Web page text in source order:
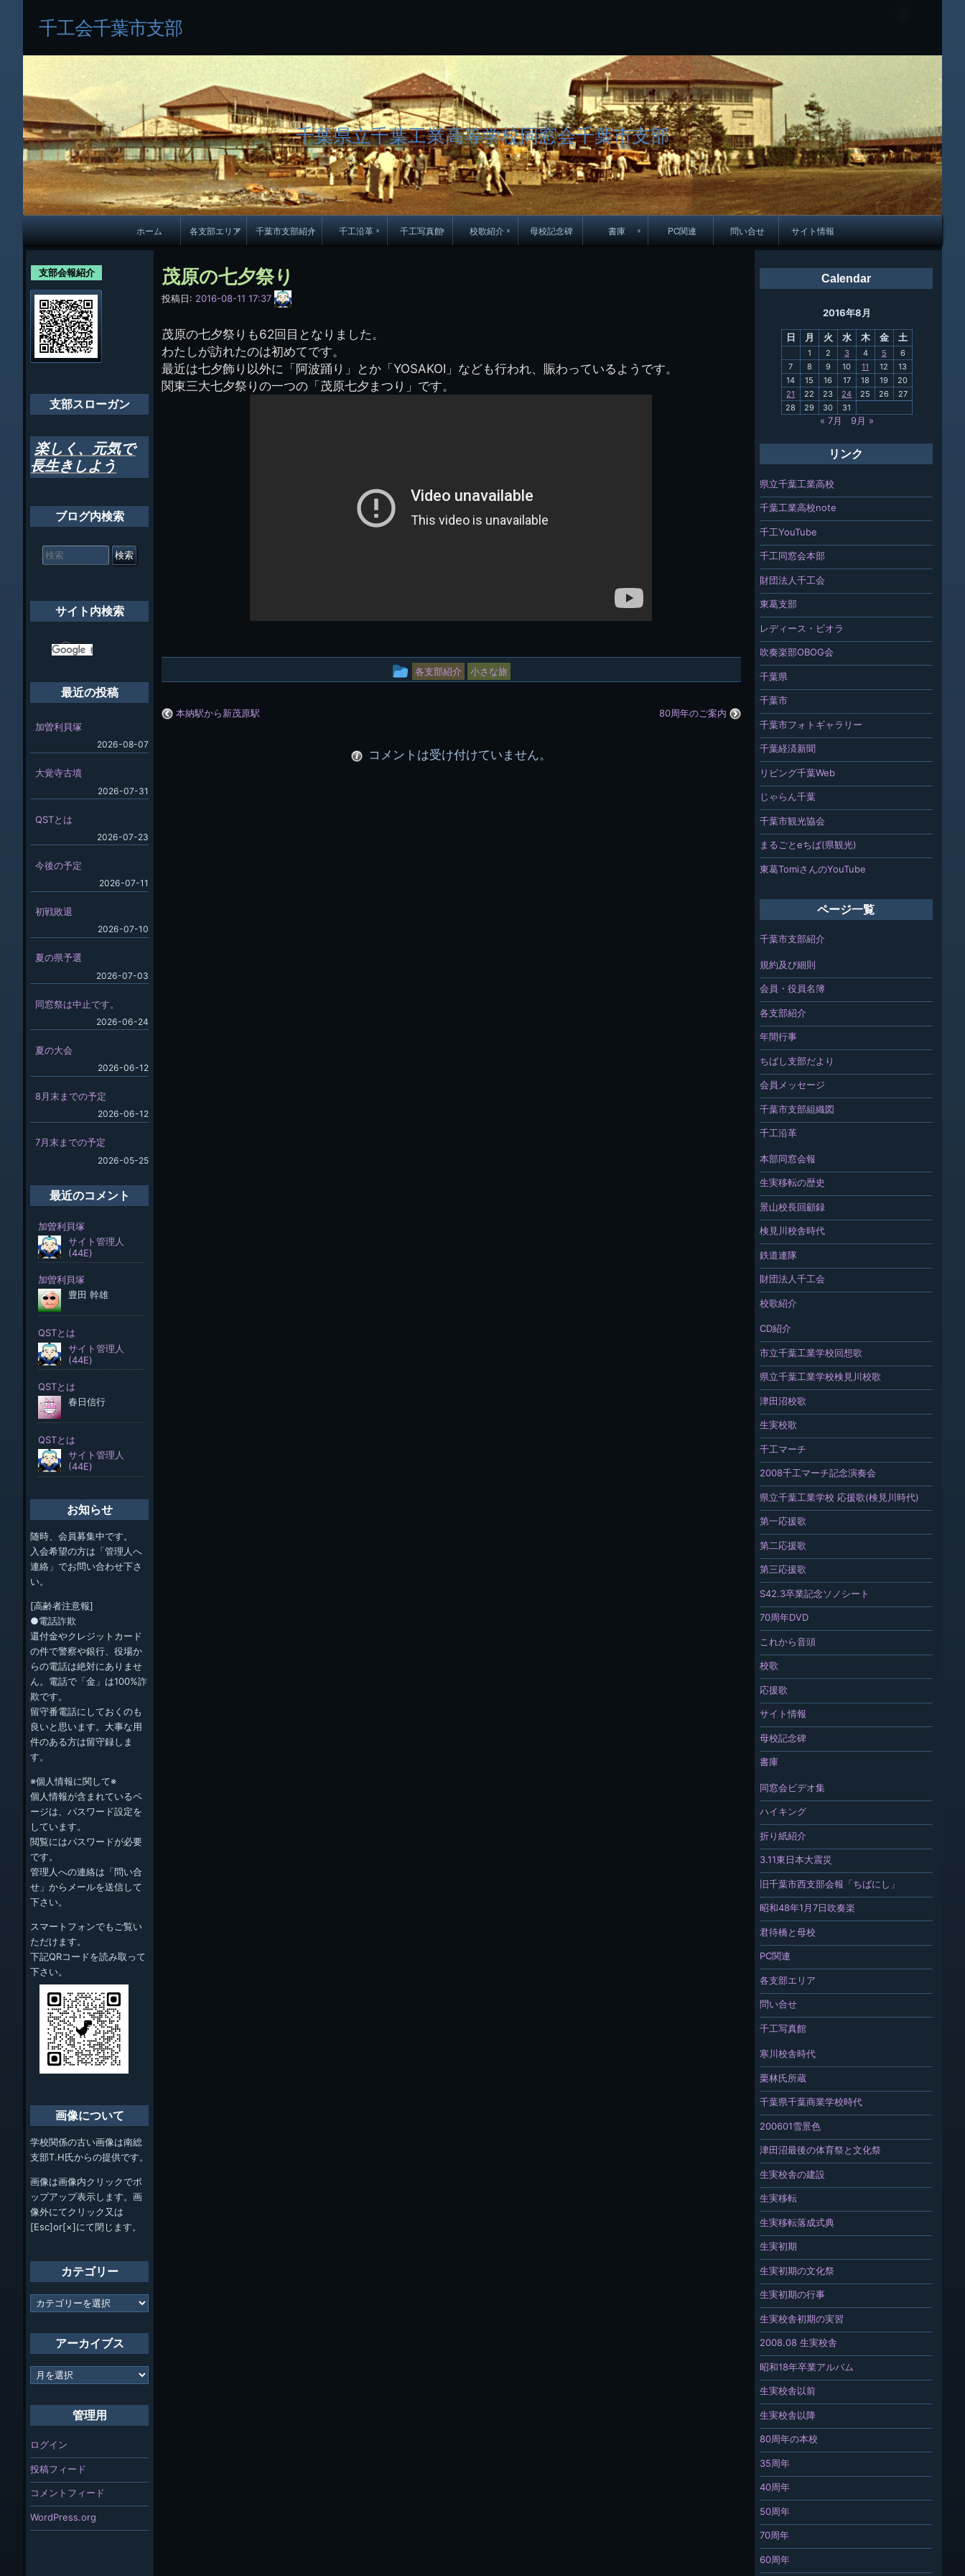
ス
キ
ッ
プ
千工会千葉市支部
千葉県立千葉工業高等学校同窓会千葉市支部
メ
イ
ン
ナ
ビ
ゲ
ー
ョ
ン
ホーム 各支部エリア 千葉市支部紹介
会員・役員名簿
ちばし支部だより
年間行事
千工沿革
財団法人千工会
千工写真館
50周年
千葉商業学校時代
と文化祭
生実校舎以降 生実校舎の建設
生実初期の行事
生実初期の文化祭
校歌紹介
第一応援歌
母校記念碑 書庫
旧西支部会報「ちば
PC関連 問い合せ サイト情報
茂原の七夕祭り
投稿日: 2016-08-11 17:37
サ
イ
管
理
人
(44E)
茂原の七夕祭りも62回目となりました。
わたしが訪れたのは初めてです。
最近は七夕飾り以外に「阿波踊り」とか「YOSAKOI」なども行われ、賑わっているようです。
関東三大七夕祭りの一つの「茂原七夕まつり」です。
投
ー
各支部紹介 小さな旅
本納駅から新茂原駅 80周年のご案内
コメントは受け付けていません。
Calendar
2016年8月
日 月 火 水 木 金 土
1 2 3 4 5
6
7
8 9 10 11 12
13
14
15 16 17 18 19
20
21
22 23 24 25 26
27
28
29 30 31
« 7月 9月 »
リンク
県立千葉工業高校
千葉工業高校note
千工YouTube
千工同窓会本部
財団法人千工会
東葛支部
レディース・ビオラ
吹奏楽部OBOG会
千葉県
千葉市
千葉市フォトギャラリー
千葉経済新聞
リビング千葉Web
じゃらん千葉
千葉市観光協会
まるごとeちば(県観光)
東葛TomiさんのYouTube
ページ一覧
千葉市支部紹介
規約及び細則
会員・役員名簿
各支部紹介
年間行事
ちばし支部だより
会員メッセージ
千葉市支部組織図
千工沿革
本部同窓会報
生実移転の歴史
景山校長回顧録
検見川校舎時代
鉄道連隊
財団法人千工会
校歌紹介
CD紹介
市立千葉工業学校回想歌
県立千葉工業学校検見川校歌
津田沼校歌
生実校歌
千工マーチ
2008千工マーチ記念演奏会
県立千葉工業学校 応援歌(検見川時代)
第一応援歌
第二応援歌
第三応援歌
S42.3卒業記念ソノシート
70周年DVD
これから音頭
校歌
応援歌
サイト情報
母校記念碑
書庫
同窓会ビデオ集
ハイキング
折り紙紹介
3.11東日本大震災
旧千葉市西支部会報「ちばにし」
昭和48年1月7日吹奏楽
君待橋と母校
PC関連
各支部エリア
問い合せ
千工写真館
寒川校舎時代
栗林氏所蔵
千葉県千葉商業学校時代
200601雪景色
津田沼最後の体育祭と文化祭
生実校舎の建設
生実移転
生実移転落成式典
生実初期
生実初期の文化祭
生実初期の行事
生実校舎初期の実習
2008.08 生実校舎
昭和18年卒業アルバム
生実校舎以前
生実校舎以降
80周年の本校
35周年
40周年
50周年
70周年
60周年
支部会報紹介
支部スローガン
楽しく、元気で
長生きしよう
ブログ内検索
索
サイト内検索
最近の投稿
加曽利貝塚
2026-08-07
大覚寺古墳
2026-07-31
QSTとは
2026-07-23
今後の予定
2026-07-11
初戦敗退
2026-07-10
夏の県予選
2026-07-03
同窓祭は中止です。
2026-06-24
夏の大会
2026-06-12
8月末までの予定
2026-06-12
7月末までの予定
2026-05-25
最近のコメント
お知らせ
随時、会員募集中です。
入会希望の方は「管理人へ
連絡」でお問い合わせ下さ
い。
[高齢者注意報]
●電話詐欺
還付金やクレジットカード
の件で警察や銀行、役場か
らの電話は絶対にありませ
ん。電話で「金」は100%詐
欺です。
留守番電話にしておくのも
良いと思います。大事な用
件のある方は留守録しま
す。
※個人情報に関して※
個人情報が含まれているペ
ージは、パスワード設定を
しています。
閲覧にはパスワードが必要
です。
管理人への連絡は「問い合
せ」からメールを送信して
下さい。
スマートフォンでもご覧い
ただけます。
下記QRコードを読み取って
下さい。
画像について
学校関係の古い画像は南総
支部T.H氏からの提供です。
画像は画像内クリックでポ
ップアップ表示します。画
像外にてクリック又は
[Esc]or[×]にて閉じます。
カテゴリー
カ
テ
アーカイブス
ア
ー
管理用
ログイン
投稿フィード
コメントフィード
WordPress.org